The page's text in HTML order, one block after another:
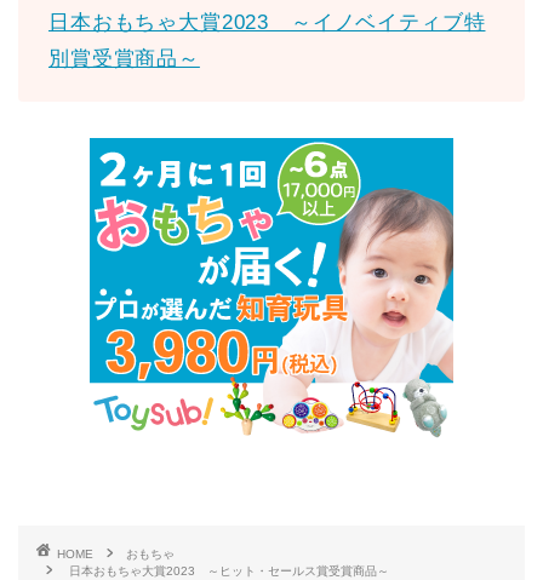
日本おもちゃ大賞2023 ～イノベイティブ特
別賞受賞商品～
HOME
おもちゃ
日本おもちゃ大賞2023 ～ヒット・セールス賞受賞商品～